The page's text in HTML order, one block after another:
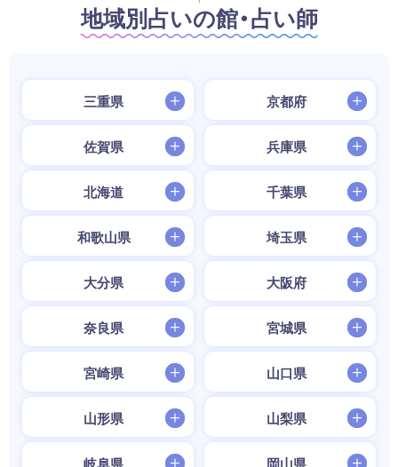
地域別占いの館・占い師
三重県 京都府
佐賀県 兵庫県
北海道 千葉県
和歌山県 埼玉県
大分県 大阪府
奈良県 宮城県
宮崎県 山口県
山形県 山梨県